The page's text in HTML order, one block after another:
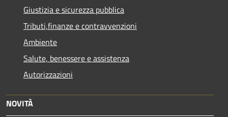
Giustizia e sicurezza pubblica
Tributi,finanze e contravvenzioni
Ambiente
Salute, benessere e assistenza
Autorizzazioni
NOVITÀ